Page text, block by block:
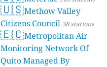
🇺🇸Methow Valley
Citizens Council 38 stations
🇪🇨Metropolitan Air
Monitoring Network Of
Quito Managed By